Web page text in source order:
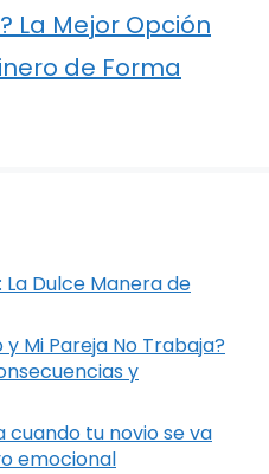
La Mejor Opción
de Forma
La Dulce Manera de
Mi Pareja No Trabaja?
y
tu novio se va
emocional